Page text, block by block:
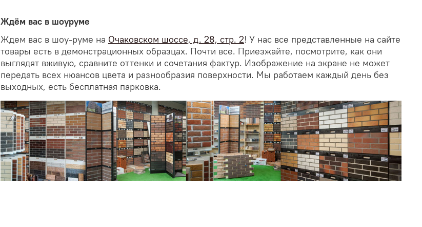
Ждём вас в шоуруме
Ждем вас в шоу-руме на Очаковском шоссе, д. 28, стр. 2! У нас все представленные на сайте
товары есть в демонстрационных образцах. Почти все. Приезжайте, посмотрите, как они
выглядят вживую, сравните оттенки и сочетания фактур. Изображение на экране не может
передать всех нюансов цвета и разнообразия поверхности. Мы работаем каждый день без
выходных, есть бесплатная парковка.